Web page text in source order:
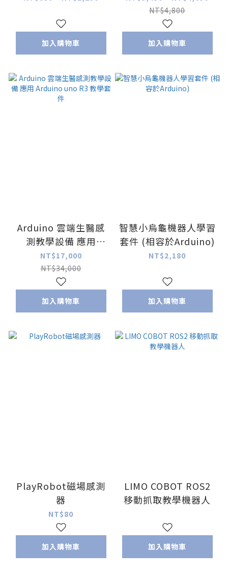
加入購物車
NT$4,800
加入購物車
Arduino 雲端生醫感
測教學設備 應用
Arduino uno R3 教學
套件
NT$17,000
NT$34,000
加入購物車
智慧小烏龜機器人學習
套件 (相容於Arduino)
NT$2,180
加入購物車
PlayRobot磁場感測
器
NT$80
加入購物車
LIMO COBOT ROS2
移動抓取教學機器人
加入購物車